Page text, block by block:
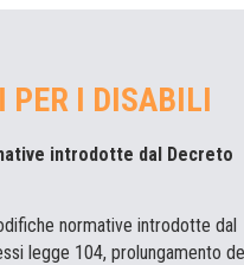
PER I DISABILI
introdotte dal Decreto
normative introdotte dal
legge 104, prolungamento